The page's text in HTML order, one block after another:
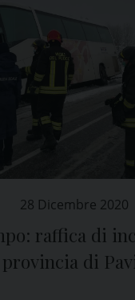
28 Dicembre 2020
raffica di
provincia di